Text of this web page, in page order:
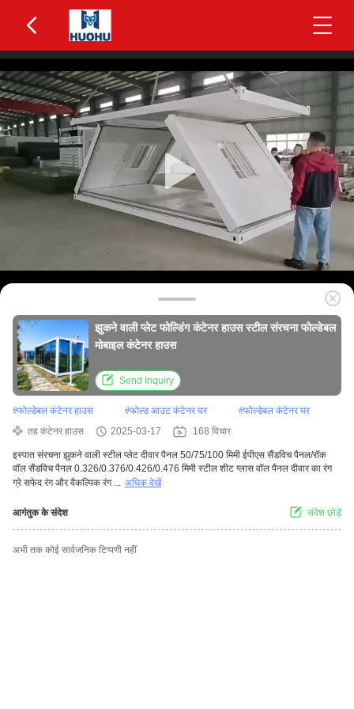
झुकने वाली प्लेट फोल्डिंग कंटेनर हाउस स्टील संरचना फोल्डेबल
मोबाइल कंटेनर हाउस
Send Inquiry
#फोल्डेबल कंटेनर हाउस #फोल्ड आउट कंटेनर घर #फोल्डेबल कंटेनर घर
तह कंटेनर हाउस
2025-03-17 168 विचार
इस्पात संरचना झुकने वाली स्टील प्लेट दीवार पैनल 50/75/100 मिमी ईपीएस सैंडविच पैनल/रॉक
वॉल सैंडविच पैनल 0.326/0.376/0.426/0.476 मिमी स्टील शीट ग्लास वॉल पैनल दीवार का रंग
ग्रे सफेद रंग और वैकल्पिक रंग ... अधिक देखें
आगंतुक के संदेश संदेश छोड़ें
अभी तक कोई सार्वजनिक टिप्पणी नहीं